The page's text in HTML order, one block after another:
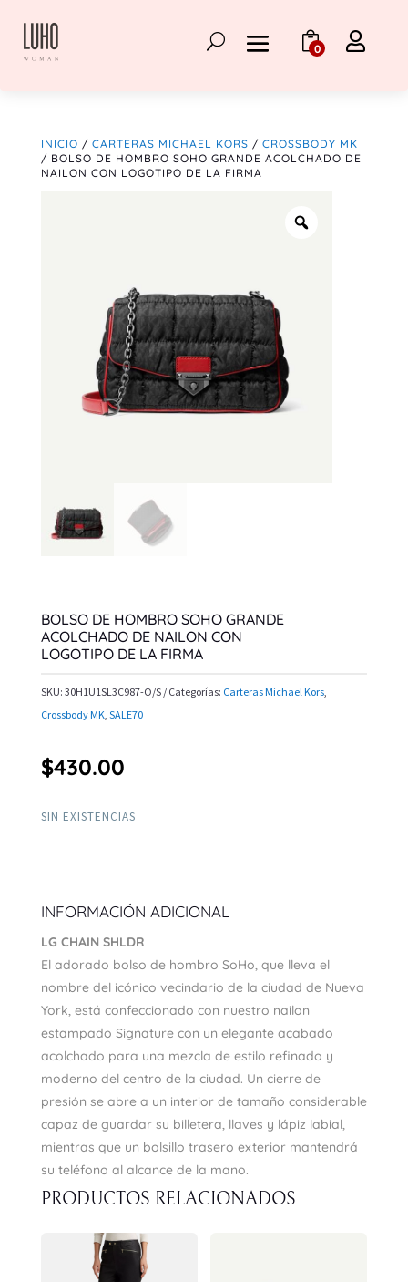
0 
INICIO / CARTERAS MICHAEL KORS / CROSSBODY MK
/ BOLSO DE HOMBRO SOHO GRANDE ACOLCHADO DE
NAILON CON LOGOTIPO DE LA FIRMA
BOLSO DE HOMBRO SOHO GRANDE
ACOLCHADO DE NAILON CON
LOGOTIPO DE LA FIRMA
SKU: 30H1U1SL3C987-O/S Categorías: Carteras Michael Kors,
Crossbody MK, SALE70
$430.00
SIN EXISTENCIAS
INFORMACIÓN ADICIONAL
LG CHAIN SHLDR
El adorado bolso de hombro SoHo, que lleva el
nombre del icónico vecindario de la ciudad de Nueva
York, está confeccionado con nuestro nailon
estampado Signature con un elegante acabado
acolchado para una mezcla de estilo refinado y
moderno del centro de la ciudad. Un cierre de
presión se abre a un interior de tamaño considerable
capaz de guardar su billetera, llaves y lápiz labial,
mientras que un bolsillo trasero exterior mantendrá
su teléfono al alcance de la mano.
PRODUCTOS RELACIONADOS